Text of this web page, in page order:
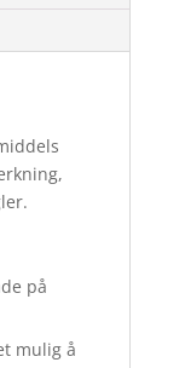
på
mulig å